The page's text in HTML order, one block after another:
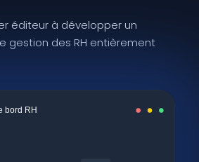
éditeur à développer un
gestion des RH entièrement
bord RH